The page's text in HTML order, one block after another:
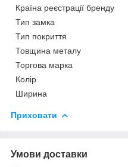
Країна реєстрації бренду
Тип замка
Тип покриття
Товщина металу
Торгова марка
Колір
Ширина
Приховати
Умови доставки